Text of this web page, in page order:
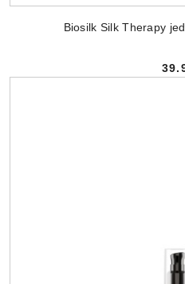
Biosilk Silk Therapy